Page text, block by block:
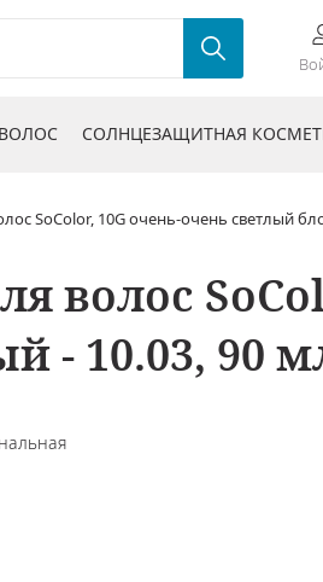
СОЛНЦЕЗАЩИТНАЯ
SoColor, 10G очень-очень светлый
волос
- 10.03, 90